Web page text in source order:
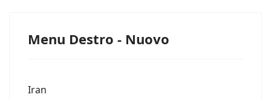
Menu Destro - Nuovo
Iran